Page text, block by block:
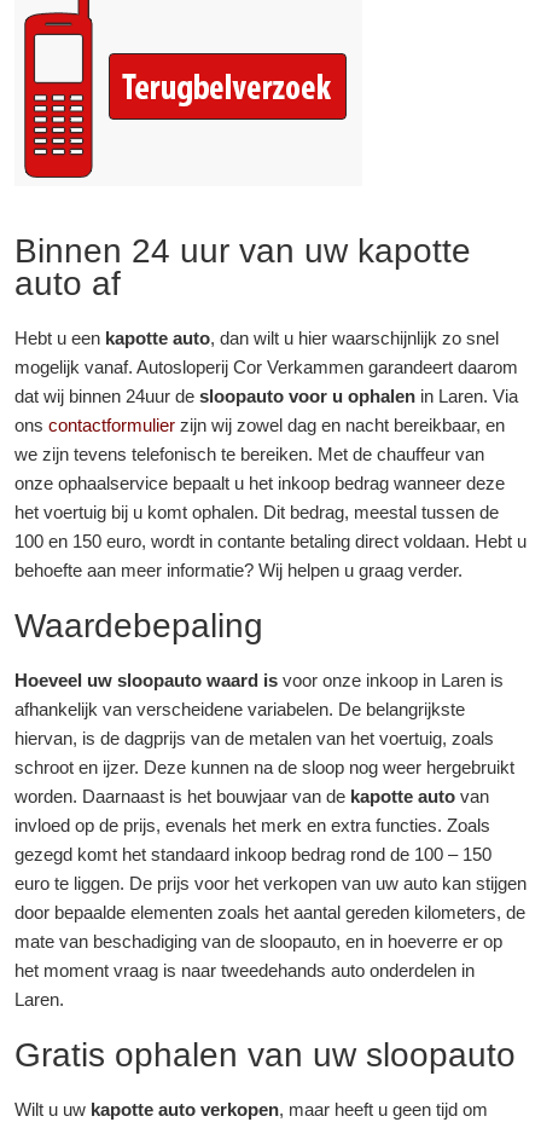
Binnen 24 uur van uw kapotte
auto af
Hebt u een kapotte auto, dan wilt u hier waarschijnlijk zo snel
mogelijk vanaf. Autosloperij Cor Verkammen garandeert daarom
dat wij binnen 24uur de sloopauto voor u ophalen in Laren. Via
ons contactformulier zijn wij zowel dag en nacht bereikbaar, en
we zijn tevens telefonisch te bereiken. Met de chauffeur van
onze ophaalservice bepaalt u het inkoop bedrag wanneer deze
het voertuig bij u komt ophalen. Dit bedrag, meestal tussen de
100 en 150 euro, wordt in contante betaling direct voldaan. Hebt u
behoefte aan meer informatie? Wij helpen u graag verder.
Waardebepaling
Hoeveel uw sloopauto waard is voor onze inkoop in Laren is
afhankelijk van verscheidene variabelen. De belangrijkste
hiervan, is de dagprijs van de metalen van het voertuig, zoals
schroot en ijzer. Deze kunnen na de sloop nog weer hergebruikt
worden. Daarnaast is het bouwjaar van de kapotte auto van
invloed op de prijs, evenals het merk en extra functies. Zoals
gezegd komt het standaard inkoop bedrag rond de 100 – 150
euro te liggen. De prijs voor het verkopen van uw auto kan stijgen
door bepaalde elementen zoals het aantal gereden kilometers, de
mate van beschadiging van de sloopauto, en in hoeverre er op
het moment vraag is naar tweedehands auto onderdelen in
Laren.
Gratis ophalen van uw sloopauto
Wilt u uw kapotte auto verkopen, maar heeft u geen tijd om